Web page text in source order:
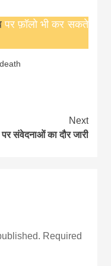
पर फ़ॉलो भी कर सकते
Next
संवेदनाओं का दौर जारी
Required